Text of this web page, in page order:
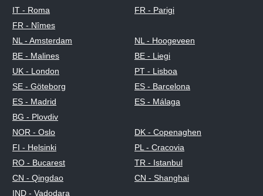
IT - Roma
FR - Parigi
FR - Nîmes
NL - Amsterdam
NL - Hoogeveen
BE - Malines
BE - Liegi
UK - London
PT - Lisboa
SE - Göteborg
ES - Barcelona
ES - Madrid
ES - Málaga
BG - Plovdiv
NOR - Oslo
DK - Copenaghen
FI - Helsinki
PL - Cracovia
RO - Bucarest
TR - Istanbul
CN - Qingdao
CN - Shanghai
IND - Vadodara